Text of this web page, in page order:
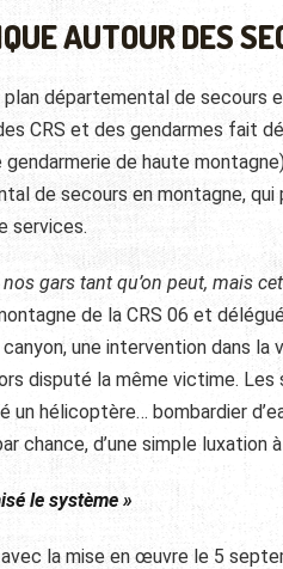
AUTOUR DES
plan départemental de secours
CRS et des gendarmes fait
gendarmerie de haute
de secours en montagne,
services.
gars tant qu’on peut, mais
de la CRS 06 et
canyon, une intervention dans
disputé la même victime.
un hélicoptère… bombardier
chance, d’une simple luxation à
le système »
avec la mise en œuvre le 5